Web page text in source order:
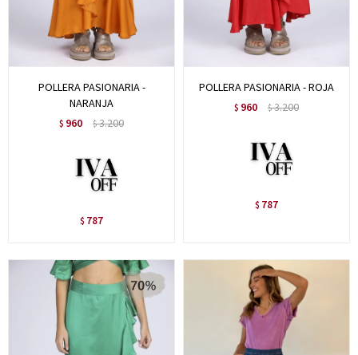
POLLERA PASIONARIA -
NARANJA
$ 960 $3.200
$ 787
POLLERA PASIONARIA - ROJA
$ 960 $3.200
$ 787